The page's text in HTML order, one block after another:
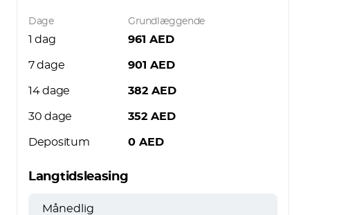
Dage Grundlæggende
1 dag 961 AED
7 dage 901 AED
14 dage 382 AED
30 dage 352 AED
Depositum 0 AED
Langtidsleasing
Månedlig